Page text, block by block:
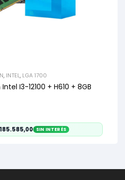
, INTEL, LGA 1700
I3-12100 + H610 + 8GB
SIN INTERÉS